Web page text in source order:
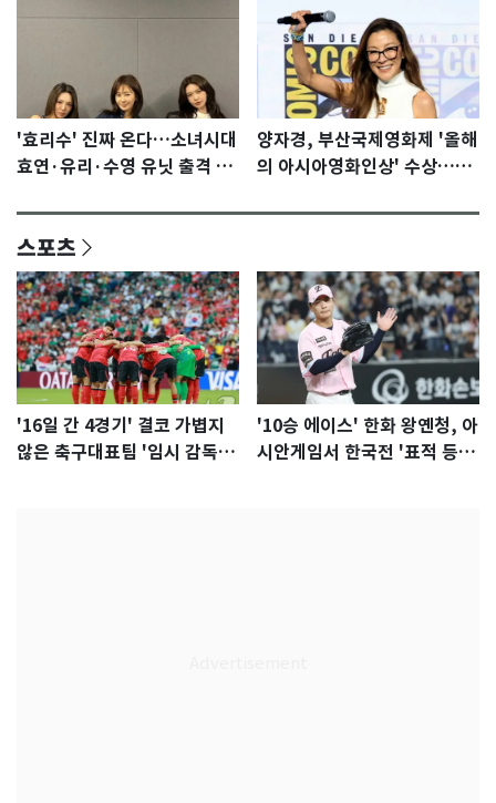
'효리수' 진짜 온다…소녀시대
효연·유리·수영 유닛 출격 [N
양자경, 부산국제영화제 '올해
의 아시아영화인상' 수상…15
스포츠
'16일 간 4경기' 결코 가볍지
않은 축구대표팀 '임시 감독'
'10승 에이스' 한화 왕옌청, 아
시안게임서 한국전 '표적 등